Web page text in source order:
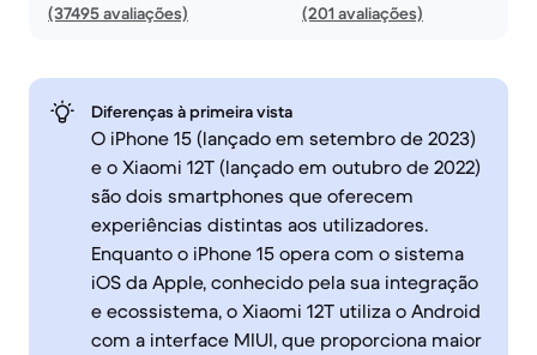
(37495 avaliações)
(201 avaliações)
Diferenças à primeira vista
O iPhone 15 (lançado em setembro de 2023)
e o Xiaomi 12T (lançado em outubro de 2022)
são dois smartphones que oferecem
experiências distintas aos utilizadores.
Enquanto o iPhone 15 opera com o sistema
iOS da Apple, conhecido pela sua integração
e ecossistema, o Xiaomi 12T utiliza o Android
com a interface MIUI, que proporciona maior